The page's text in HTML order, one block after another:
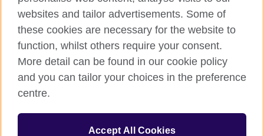
British Council globalnie
Prywatność i warunki użytkowania
Mapa strony
© 2026 British Council
British Council jest międzynarodową organizacją reprezentującą
websites and tailor advertisements. Some of
these cookies are necessary for the website to
function, whilst others require your consent.
More detail can be found in our cookie policy
and you can tailor your choices in the preference
centre.
Accept All Cookies